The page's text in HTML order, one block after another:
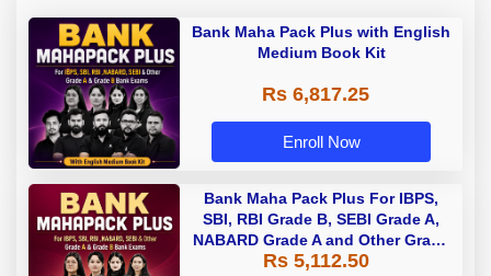
Bank Maha Pack Plus with English
Medium Book Kit
Rs 6,817.25
Enroll Now
Bank Maha Pack Plus For IBPS,
SBI, RBI Grade B, SEBI Grade A,
NABARD Grade A and Other Grade
A & Grade B Bank Exams
Rs 5,112.50